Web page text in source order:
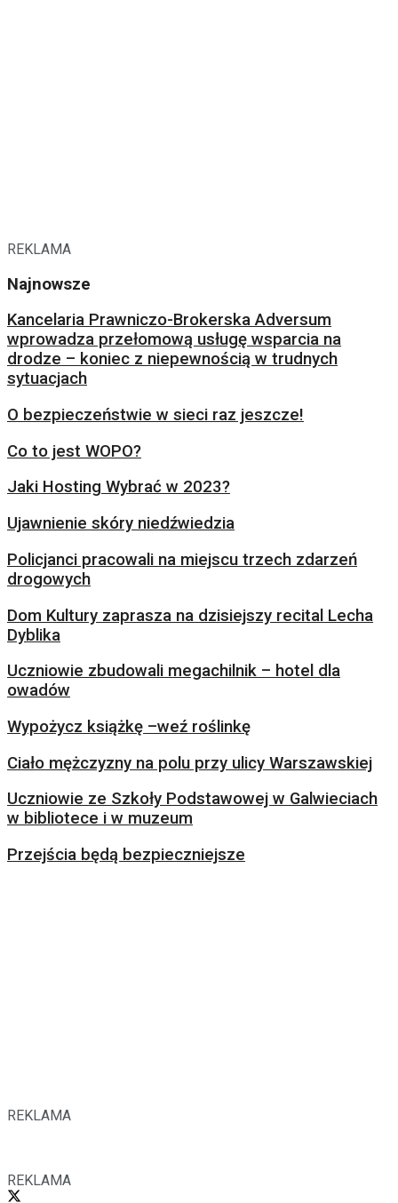
REKLAMA
Najnowsze
Kancelaria Prawniczo-Brokerska Adversum
wprowadza przełomową usługę wsparcia na
drodze – koniec z niepewnością w trudnych
sytuacjach
O bezpieczeństwie w sieci raz jeszcze!
Co to jest WOPO?
Jaki Hosting Wybrać w 2023?
Ujawnienie skóry niedźwiedzia
Policjanci pracowali na miejscu trzech zdarzeń
drogowych
Dom Kultury zaprasza na dzisiejszy recital Lecha
Dyblika
Uczniowie zbudowali megachilnik – hotel dla
owadów
Wypożycz książkę –weź roślinkę
Ciało mężczyzny na polu przy ulicy Warszawskiej
Uczniowie ze Szkoły Podstawowej w Galwieciach
w bibliotece i w muzeum
Przejścia będą bezpieczniejsze
REKLAMA
REKLAMA